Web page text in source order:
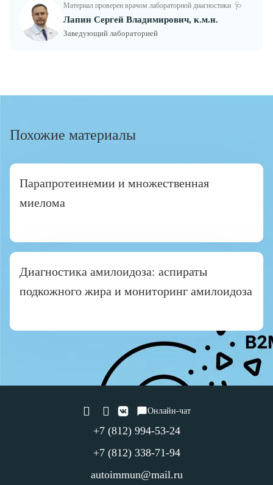
Материал проверен врачом лабораторной диагностики 🩺
Лапин Сергей Владимирович, к.м.н.
Заведующий лабораторией
Похожие материалы
Парапротеинемии и множественная
миелома
Диагностика амилоидоза: аспираты
подкожного жира и мониторинг амилоидоза
Онлайн-чат
+7 (812) 994-53-24
+7 (812) 338-71-94
autoimmun@mail.ru